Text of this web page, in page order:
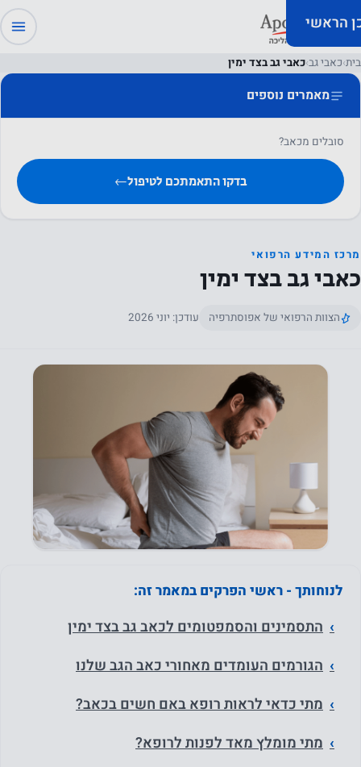
הראשי
בית›כאבי גב›כאבי גב בצד ימין
מאמרים נוספים
סובלים מכאב?
בדקו התאמתכם לטיפול←
מרכז המידע הרפואי
כאבי גב בצד ימין
הצוות הרפואי של אפוסתרפיה עודכן: יוני 2026
לנוחותך - ראשי הפרקים במאמר זה:
התסמינים והסמפטומים לכאב גב בצד ימין
הגורמים העומדים מאחורי כאב הגב שלנו
מתי כדאי לראות רופא באם חשים בכאב?
מתי מומלץ מאד לפנות לרופא?